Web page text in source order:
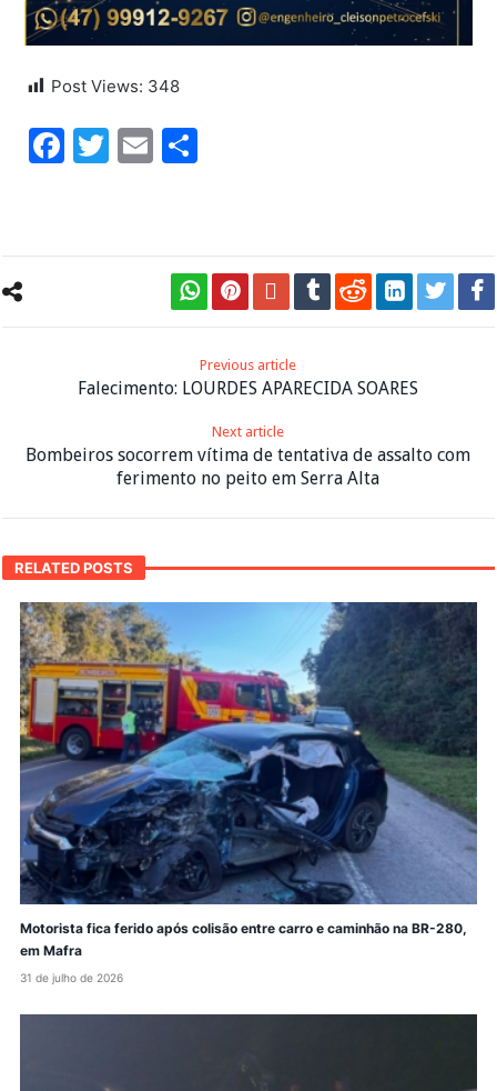
Post Views: 348
Facebook
Twitter
Email
Previous article
Falecimento: LOURDES APARECIDA SOARES
Next article
Bombeiros socorrem vítima de tentativa de assalto com
ferimento no peito em Serra Alta
RELATED POSTS
Motorista fica ferido após colisão entre carro e caminhão na BR-280,
em Mafra
31 de julho de 2026